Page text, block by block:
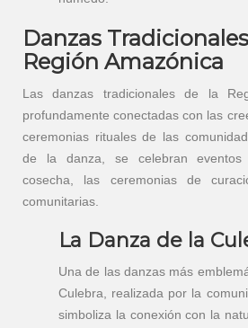
Danzas
Región Amazónica
Las danzas tradicionales de la
profundamente conectadas con las
ceremonias rituales de las
de la danza, se celebran eventos
cosecha, las ceremonias de
comunitarias.
La Danza de la
Una de las danzas más
Culebra, realizada por la
simboliza la conexión con la